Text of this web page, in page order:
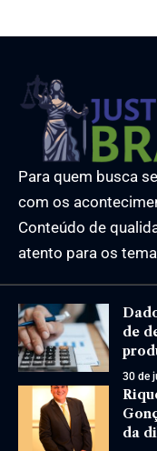
Para quem busca
com os
Conteúdo de
atento para os
de
30 de
da